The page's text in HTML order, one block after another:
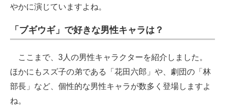
やかに演じていますよね。
「ブギウギ」で好きな男性キャラは？
ここまで、3人の男性キャラクターを紹介しました。
ほかにもスズ子の弟である「花田六郎」や、劇団の「林
部長」など、個性的な男性キャラが数多く登場しますよ
ね。